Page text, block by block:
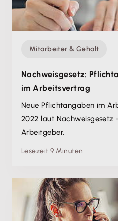
Mitarbeiter & Gehalt
Nachweisgesetz:
im Arbeitsvertrag
Neue Pflichtangaben im
2022 laut
Arbeitgeber.
Lesezeit 9 Minuten